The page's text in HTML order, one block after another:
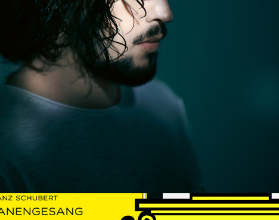
Andrè Schuen at Deutsche